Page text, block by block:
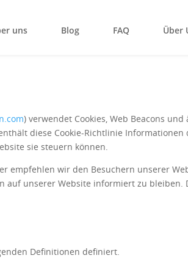
uns Blog FAQ Über
) verwendet Cookies, Web Beacons
diese Cookie-Richtlinie Informationen
sie steuern können.
empfehlen wir den Besuchern unserer
auf unserer Website informiert zu bleiben.
Definitionen definiert.